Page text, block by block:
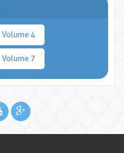
Volume 4
Volume 7